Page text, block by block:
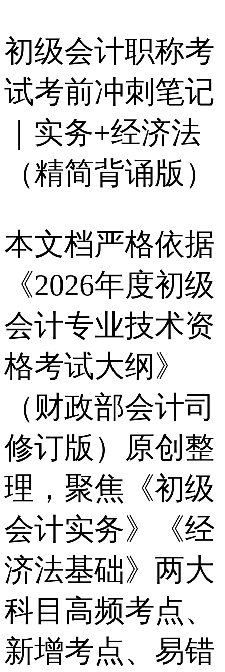
初级会计职称考
试考前冲刺笔记
｜实务+经济法
（精简背诵版）
本文档严格依据
《2026年度初级
会计专业技术资
格考试大纲》
（财政部会计司
修订版）原创整
理，聚焦《初级
会计实务》《经
济法基础》两大
科目高频考点、
新增考点、易错